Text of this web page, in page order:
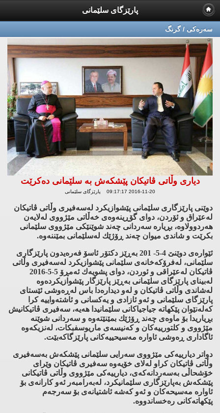
پارێزگای سلێمانی
سه‌ره‌كی / گرنگ
دیاری وڵاتی ڤاتیکان پێشکەش بە سلێمانی دەکرێت
2016-11-20 09:17:17 پارێزگای سلێمانی
دوێنی پارێزگاری سلێمانی پێشوازیكرد له‌سه‌فیری وڵاتی ڤاتیكان
له‌عێراق و ئۆردن، دوای گۆڕینه‌وه‌ی خه‌ڵاتی مێژووی له‌لایه‌ن
هه‌ردوولاوه‌، بڕیاره‌ سه‌ردانی چه‌ند شوێنێكی مێژووی سلێمانی
بكرێت و شاندی میوان چه‌ند ڕۆژێك له‌سلێمانی بمێننه‌وه‌.
ئێواره‌ی دوێنێ 4-5- 201 به‌ڕێز دكتۆر ئاسۆ فه‌ره‌یدون پارێزگاری
سلێمانی، له‌فرۆكه‌خانه‌ی سلێمانی پێشوازیكرد له‌سه‌فیری وڵاتی
ڤاتیكان له‌عێراقی و ئوردن، دوای پشویه‌ك ئه‌مڕۆ 5-5-2016
له‌بینای پارێزگای سلێمانی به‌ڕێز پارێزگار پێشوازیكرده‌وه‌
له‌شاندی وڵاتی ڤاتیكان و له‌و دیداره‌دا باس له‌ڕه‌وشی ئێستای
پارێزگای سلێمانی و ئه‌و ئازادی و یه‌كسانی و ئاشته‌واییه‌ كرا
كه‌له‌نێوان پێكهاته‌ جیاجیاكانی سلێمانیدا هه‌یه‌، سه‌فیری ڤاتیكانیش
بڕیاریدا بۆ ماوه‌ی چه‌ند ڕۆژێك بمێنێته‌وه‌ و سه‌ردانی شوێنه‌
مێژووی و كلتورییه‌كان و كه‌نیسه‌ی ماریوسفبكات، له‌نزیكه‌وه‌
ئاگاداری ڕه‌وشی ئاواره‌ مه‌سیحییه‌كانی پارێزگاكه‌بێت.
دواتر دیارییه‌كی مێژووی سه‌رایی سلێمانی پێشكه‌ش به‌سه‌فیری
وڵاتی ڤاتیكان كراو له‌لای خۆیه‌وه‌ سه‌فیری ڤاتیكان وێرای
خۆشحاڵی به‌سه‌ردانه‌كه‌ی، دیارییه‌كی مێژووی وڵاتی ڤاتیكانی
پێشكه‌ش به‌پارێزگاری سلێمانیكرد، له‌به‌رامبه‌ر ئه‌و كارانه‌ی بۆ
ئاواره‌ مه‌سیحه‌كان و ئه‌و كه‌شه‌ ئاشتیانه‌ی بۆ سه‌رجه‌م
پێكهاته‌كانی ره‌خساندووه‌.